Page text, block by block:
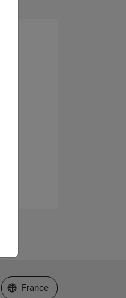
Sélectionner un site web
France